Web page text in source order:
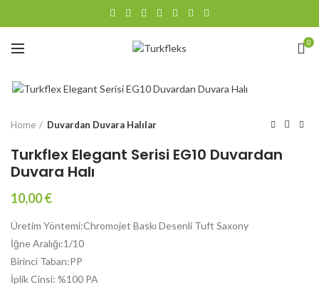
0
Home Duvardan Duvara Halılar
Turkflex Elegant Serisi EG10 Duvardan
Duvara Halı
10,00€
Üretim Yöntemi:Chromojet Baskı Desenli Tuft Saxony
İğne Aralığı:1/10
Birinci Taban:PP
İplik Cinsi: %100 PA